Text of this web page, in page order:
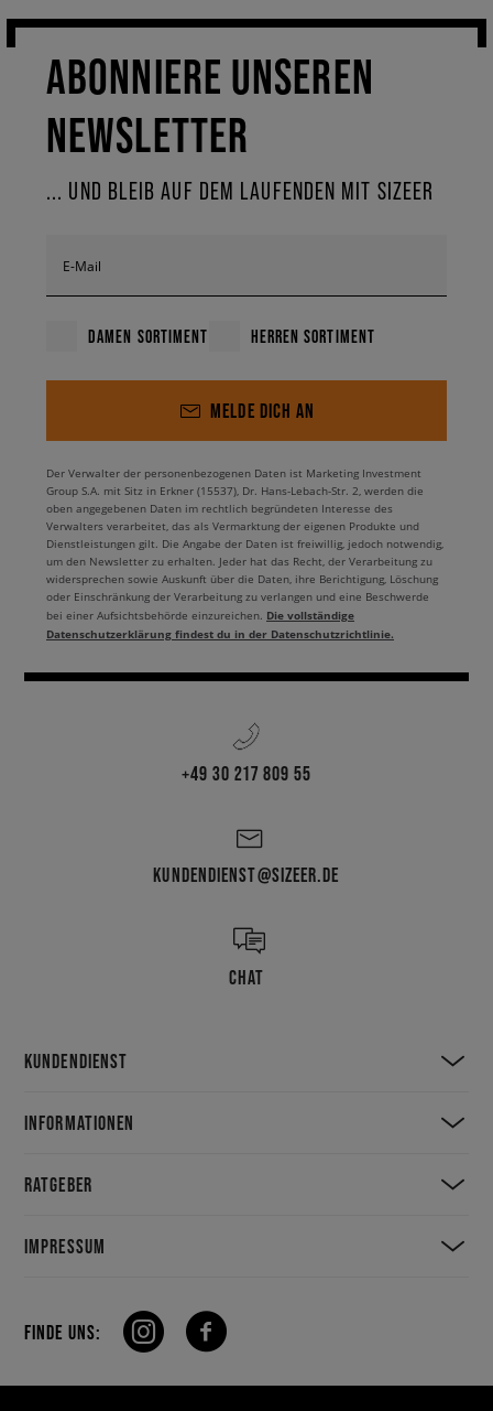
ABONNIERE UNSEREN
NEWSLETTER
... UND BLEIB AUF DEM LAUFENDEN MIT SIZEER
E-Mail
DAMEN SORTIMENT HERREN SORTIMENT
MELDE DICH AN
Der Verwalter der personenbezogenen Daten ist Marketing Investment
Group S.A. mit Sitz in Erkner (15537), Dr. Hans-Lebach-Str. 2, werden die
oben angegebenen Daten im rechtlich begründeten Interesse des
Verwalters verarbeitet, das als Vermarktung der eigenen Produkte und
Dienstleistungen gilt. Die Angabe der Daten ist freiwillig, jedoch notwendig,
um den Newsletter zu erhalten. Jeder hat das Recht, der Verarbeitung zu
widersprechen sowie Auskunft über die Daten, ihre Berichtigung, Löschung
oder Einschränkung der Verarbeitung zu verlangen und eine Beschwerde
bei einer Aufsichtsbehörde einzureichen. Die vollständige
Datenschutzerklärung findest du in der Datenschutzrichtlinie.
+49 30 217 809 55
KUNDENDIENST@SIZEER.DE
CHAT
KUNDENDIENST
INFORMATIONEN
RATGEBER
IMPRESSUM
FINDE UNS: